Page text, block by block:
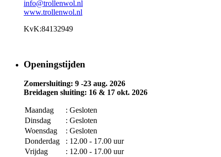
info@trollenwol.nl
www.trollenwol.nl
KvK:84132949
Openingstijden
Zomersluiting: 9 -23 aug. 2026
Breidagen sluiting: 16 & 17 okt. 2026
Maandag
: Gesloten
Dinsdag
: Gesloten
Woensdag
: Gesloten
Donderdag
: 12.00 - 17.00 uur
Vrijdag
: 12.00 - 17.00 uur